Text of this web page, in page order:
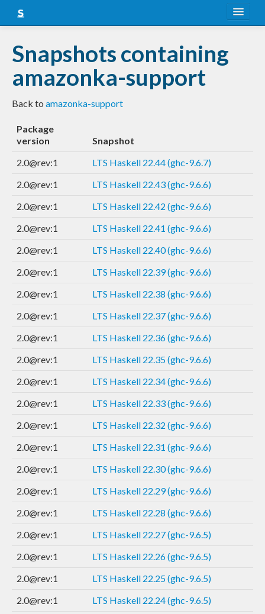
Snapshots
LTS
Nightly
FAQ
Snapshots containing
amazonka-support
Back to amazonka-support
Package
version
Snapshot
2.0@rev:1
LTS Haskell 22.44 (ghc-9.6.7)
2.0@rev:1
LTS Haskell 22.43 (ghc-9.6.6)
2.0@rev:1
LTS Haskell 22.42 (ghc-9.6.6)
2.0@rev:1
LTS Haskell 22.41 (ghc-9.6.6)
2.0@rev:1
LTS Haskell 22.40 (ghc-9.6.6)
2.0@rev:1
LTS Haskell 22.39 (ghc-9.6.6)
2.0@rev:1
LTS Haskell 22.38 (ghc-9.6.6)
2.0@rev:1
LTS Haskell 22.37 (ghc-9.6.6)
2.0@rev:1
LTS Haskell 22.36 (ghc-9.6.6)
2.0@rev:1
LTS Haskell 22.35 (ghc-9.6.6)
2.0@rev:1
LTS Haskell 22.34 (ghc-9.6.6)
2.0@rev:1
LTS Haskell 22.33 (ghc-9.6.6)
2.0@rev:1
LTS Haskell 22.32 (ghc-9.6.6)
2.0@rev:1
LTS Haskell 22.31 (ghc-9.6.6)
2.0@rev:1
LTS Haskell 22.30 (ghc-9.6.6)
2.0@rev:1
LTS Haskell 22.29 (ghc-9.6.6)
2.0@rev:1
LTS Haskell 22.28 (ghc-9.6.6)
2.0@rev:1
LTS Haskell 22.27 (ghc-9.6.5)
2.0@rev:1
LTS Haskell 22.26 (ghc-9.6.5)
2.0@rev:1
LTS Haskell 22.25 (ghc-9.6.5)
2.0@rev:1
LTS Haskell 22.24 (ghc-9.6.5)